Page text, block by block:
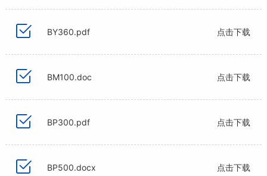
BY360.pdf 点击下载
BM100.doc 点击下载
BP300.pdf 点击下载
BP500.docx 点击下载